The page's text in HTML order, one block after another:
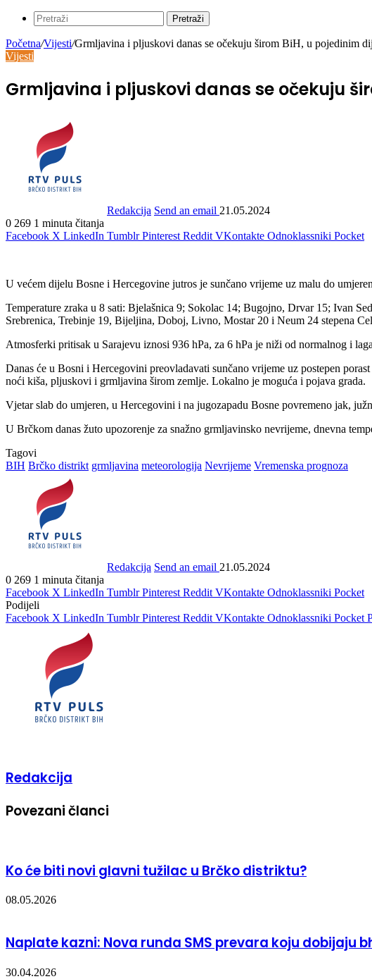
Pretraži
Početna/Vijesti/Grmljavina i pljuskovi danas se očekuju širom BiH, u pojedinim
Vijesti
Grmljavina i pljuskovi danas se očekuju
Redakcija Send an email 21.05.2024
0 269 1 minuta čitanja
Facebook X LinkedIn Tumblr Pinterest Reddit VKontakte Odnoklassniki Pocket
U većem dijelu Bosne i Hercegovine jutros je sunčano vrijeme uz malu do
Temperature zraka u 8 sati: Bjelašnica 9; Sokolac 14; Bugojno, Drvar 15; Ivan
Srebrenica, Trebinje 19, Bijeljina, Doboj, Livno, Mostar 20 i Neum 24 stepena
Atmosferki pritisak u Sarajevu iznosi 936 hPa, za 6 hPa je niži od normalnog i
Danas će u Bosni i Hercegovini preovladavati sunčano vrijeme uz postepen
noći kiša, pljuskovi i grmljavina širom zemlje. Lokalno je moguća i pojava grada.
Vjetar slab do umjeren, u Hercegovini i na jugozapadu Bosne povremeno jak,
U Brčkom danas žuto upozorenje za snažno grmljavinsko nevrijeme, dnevna
Tagovi
BIH Brčko distrikt grmljavina meteorologija Nevrijeme Vremenska prognoza
Redakcija Send an email 21.05.2024
0 269 1 minuta čitanja
Facebook X LinkedIn Tumblr Pinterest Reddit VKontakte Odnoklassniki Pocket
Podijeli
Facebook X LinkedIn Tumblr Pinterest Reddit VKontakte Odnoklassniki Pocket
Redakcija
Povezani članci
Ko će biti novi glavni tužilac u Brčko distriktu?
08.05.2026
Naplate kazni: Nova runda SMS prevara koju dobijaju
30.04.2026